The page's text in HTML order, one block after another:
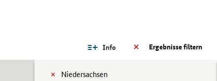
Ergebnisse filtern
Info
Niedersachsen